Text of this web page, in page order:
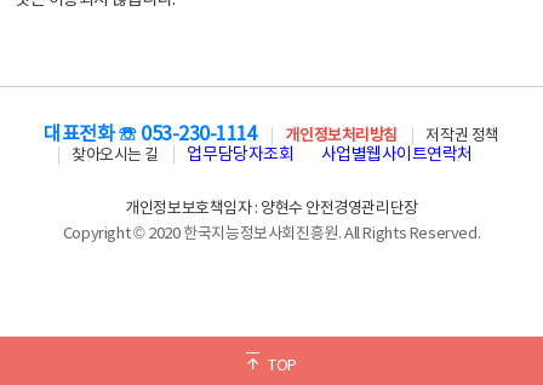
TOP
대표전화 ☏ 053-230-1114 개인정보처리방침
저작권 정책
찾아오시는 길
업무담당자조회 사업별웹사이트연락처
개인정보보호책임자 : 양현수 안전경영관리단장
Copyright © 2020 한국지능정보사회진흥원. All Rights Reserved.